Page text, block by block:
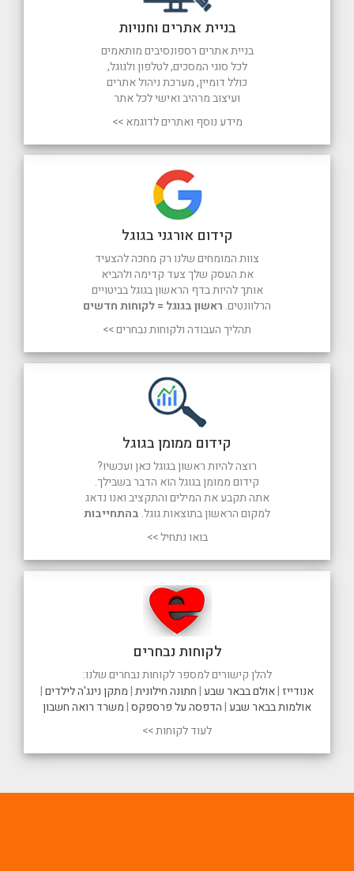
לקוחות נבחרים
להלן קישורים למספר לקוחות נבחרים שלנו:
אנודייז |אולם בבאר שבע|חתונה חילונית|מתקן נינג'ה לילדים|
אולמות בבאר שבע|הדפסה על פרספקס|משרד רואה חשבון
לעוד לקוחות >>
קידום ממומן בגוגל
רוצה להיות ראשון בגוגל כאן ועכשיו?
קידום ממומן בגוגל הוא הדבר בשבילך.
אתה תקבע את המילים והתקציב ואנו נדאג
למקום הראשון בתוצאות גוגל. בהתחייבות
בואו נתחיל >>
קידום אורגני בגוגל
צוות המומחים שלנו רק מחכה להצעיד
את העסק שלך צעד קדימה ולהביא
אותך להיות בדף הראשון בגוגל בביטויים
הרלוונטים. ראשון בגוגל = לקוחות חדשים
תהליך העבודה ולקוחות נבחרים >>
בניית אתרים וחנויות
בניית אתרים רספונסיבים מותאמים
לכל סוגי המסכים, לטלפון ולגוגל,
כולל דומיין, מערכת ניהול אתרים
ועיצוב מרהיב ואישי לכל אתר
מידע נוסף ואתרים לדוגמא >>